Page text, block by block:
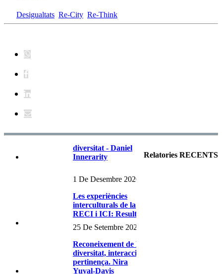
Desigualtats Re-City Re-Think
Relatories RECENTS
diversitat - Daniel
Innerarity
1 De Desembre 2020
Les experiències
interculturals de la
RECI i ICI: Resultats i
impactes -...
25 De Setembre 2020
Reconeixement de la
diversitat, interacció i
pertinença. Nira
Yuval-Davis